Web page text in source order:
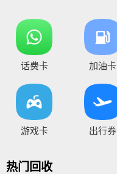
将于15:30维护，恢
您好，目前银行卡
话费卡 加油卡
游戏卡 出行券
热门回收